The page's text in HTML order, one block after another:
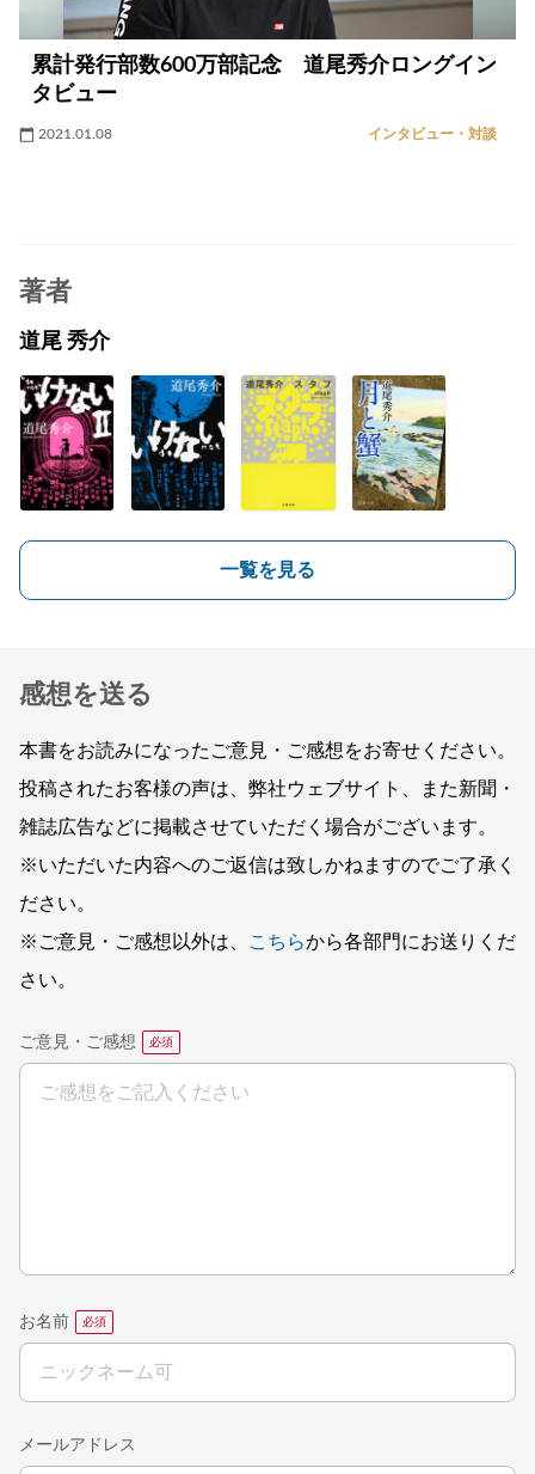
累計発行部数600万部記念 道尾秀介ロングイン
タビュー
2021.01.08 インタビュー・対談
著者
道尾 秀介
一覧を見る
感想を送る
本書をお読みになったご意見・ご感想をお寄せください。
投稿されたお客様の声は、弊社ウェブサイト、また新聞・
雑誌広告などに掲載させていただく場合がございます。
※いただいた内容へのご返信は致しかねますのでご了承く
ださい。
※ご意見・ご感想以外は、
こちらから各部門にお送りくだ
さい。
ご意見・ご感想
お名前
メールアドレス